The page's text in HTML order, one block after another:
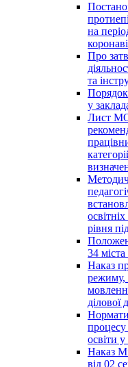
на
Про
та
Порядок
у
Лист
рівня
34
Наказ
режиму,
ділової
процесу
освіти
Наказ
від 02